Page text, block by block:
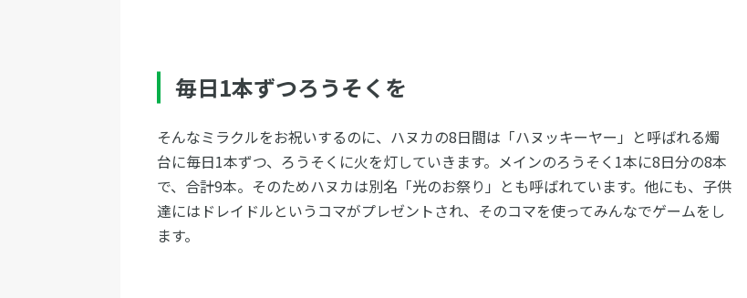
毎日1本ずつろうそくを
そんなミラクルをお祝いするのに、ハヌカの8日間は「ハヌッキーヤー」と呼ばれる燭
台に毎日1本ずつ、ろうそくに火を灯していきます。メインのろうそく1本に8日分の8本
で、合計9本。そのためハヌカは別名「光のお祭り」とも呼ばれています。他にも、子供
達にはドレイドルというコマがプレゼントされ、そのコマを使ってみんなでゲームをし
ます。